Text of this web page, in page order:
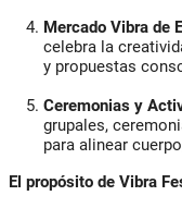
Mercado Vibra de
celebra la
y propuestas
Ceremonias y
grupales,
para alinear
El propósito de Vibra